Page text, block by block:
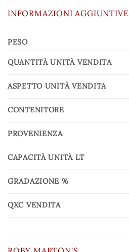
INFORMAZIONI AGGIUNTIVE
PESO
QUANTITÀ UNITÀ VENDITA
ASPETTO UNITÀ VENDITA
CONTENITORE
PROVENIENZA
CAPACITÀ UNITÀ LT
GRADAZIONE %
QXC VENDITA